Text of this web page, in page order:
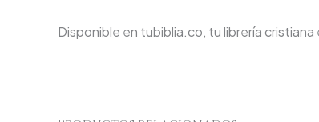
Disponible en tubiblia.co, tu librería